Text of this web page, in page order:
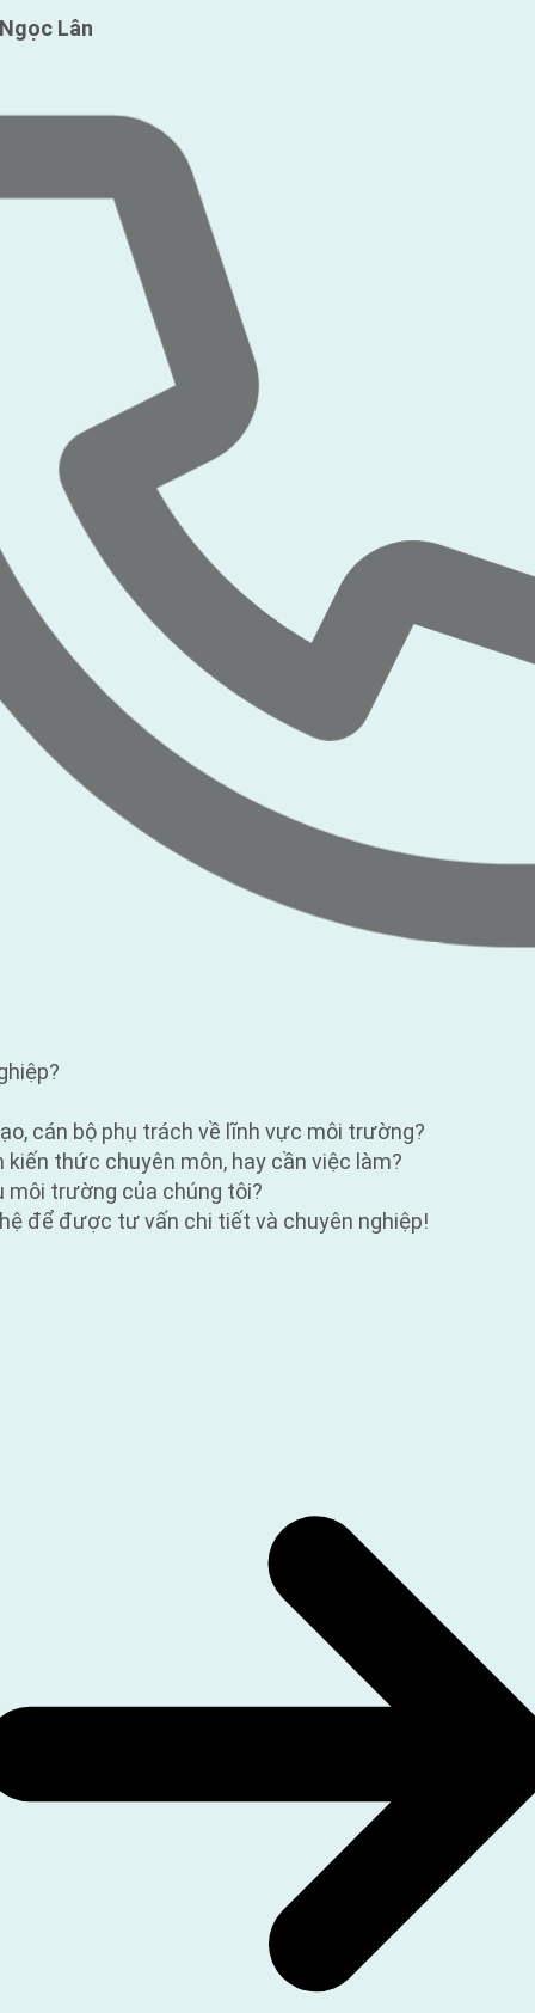
Lân
cán bộ phụ trách về lĩnh vực môi trường?
kiến thức chuyên môn, hay cần việc làm?
môi trường của chúng tôi?
để được tư vấn chi tiết và chuyên nghiệp!